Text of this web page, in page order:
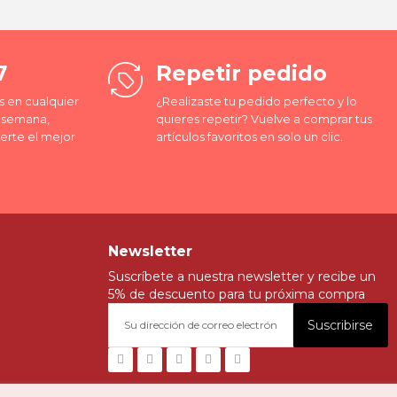
en cualquier
el mejor
Repetir pedido
¿Realizaste tu pedido perfecto y lo
quieres repetir? Vuelve a comprar tus
artículos favoritos en solo un clic.
Newsletter
Suscríbete a nuestra newsletter y recibe un
5% de descuento para tu próxima compra
Suscribirse